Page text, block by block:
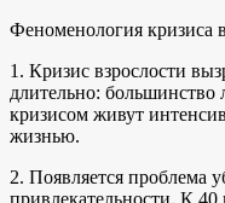
Феноменология кризиса
1. Кризис взрослости
длительно: большинство
кризисом живут
жизнью.
2. Появляется проблема
привлекательности. К